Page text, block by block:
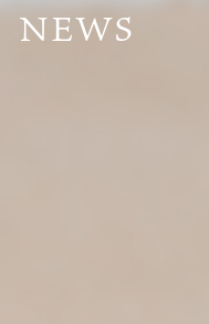
NEWS